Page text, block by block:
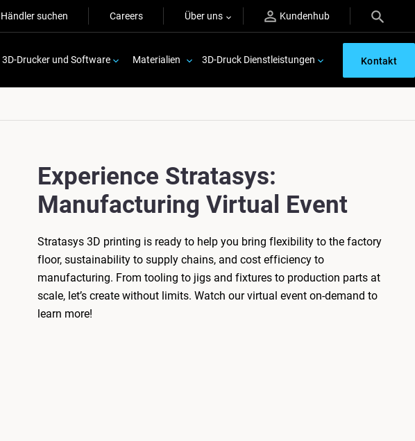
Händler suchen Careers Über uns Kundenhub
3D-Drucker und Software Materialien 3D-Druck Dienstleistungen Kontakt
Experience Stratasys:
Manufacturing Virtual Event
Stratasys 3D printing is ready to help you bring flexibility to the factory
floor, sustainability to supply chains, and cost efficiency to
manufacturing. From tooling to jigs and fixtures to production parts at
scale, let’s create without limits. Watch our virtual event on-demand to
learn more!